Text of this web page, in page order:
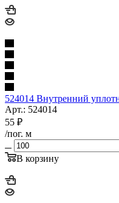
524014 Внутренний
Арт.: 524014
55 ₽
/пог. м
В корзину